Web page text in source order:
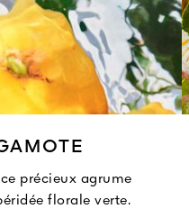
précieux agrume
florale verte.